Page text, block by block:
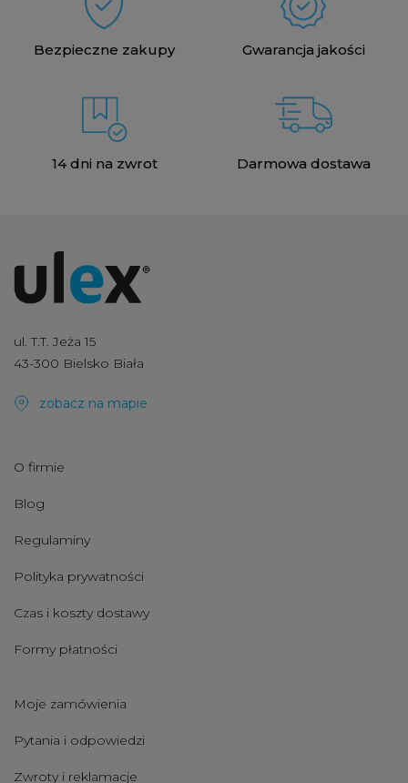
Bezpieczne zakupy Gwarancja jakości
14 dni na zwrot Darmowa dostawa
ul. T.T. Jeża 15
43-300 Bielsko Biała
zobacz na mapie
O firmie
Blog
Regulaminy
Polityka prywatności
Czas i koszty dostawy
Formy płatności
Moje zamówienia
Pytania i odpowiedzi
Zwroty i reklamacje